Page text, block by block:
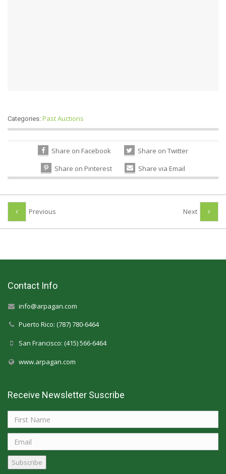
Categories: Past Auctions
Share on Facebook
Share on Twitter
Share on Pinterest
Share via Email
Previous Next
Contact Info
info@arpagan.com
Puerto Rico: (787) 780-6464
San Francisco: (415) 566-6464
www.arpagan.com
Receive Newsletter Suscribe
Subscribe